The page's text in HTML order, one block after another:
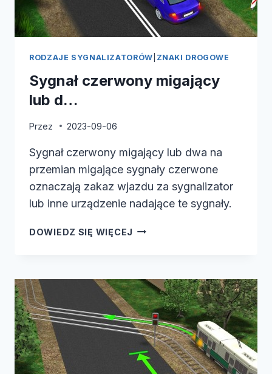
RODZAJE SYGNALIZATORÓW ZNAKI DROGOWE
Sygnał czerwony migający
lub d…
Przez 2023-09-06
Sygnał czerwony migający lub dwa na
przemian migające sygnały czerwone
oznaczają zakaz wjazdu za sygnalizator
lub inne urządzenie nadające te sygnały.
DOWIEDZ SIĘ WIĘCEJ SYGNAŁ
D…